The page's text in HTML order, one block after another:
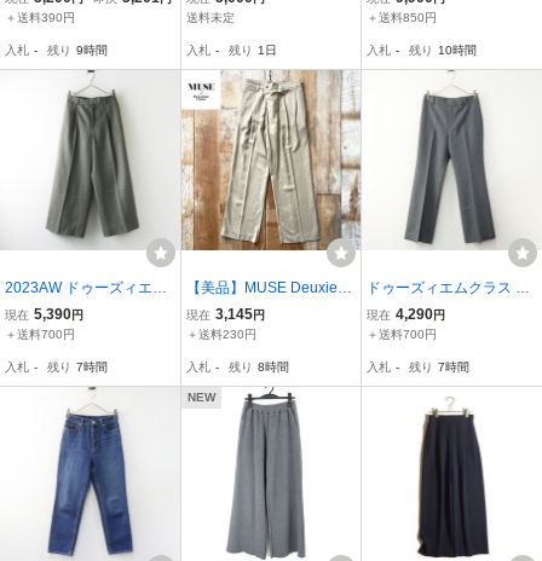
ート 38 ボトム 麻
ージュ ♪＊*
＋送料390円
入札 - 残り 9時間
パードパンツ (2wayギャ
送料未定
入札 - 残り 1日
エムクラス▼ 23SS FIBR
ージュ 36 / リネンコット
＋送料850円
入札 - 残り 10時間
2023AW ドゥーズィエム
クラス Deuxieme Classe
Engaging パンツ 34｜グ
ス【2400014933406】
現在 5,390円
＋送料700円
入札 - 残り 7時間
【美品】MUSE Deuxiem
e Classe ドゥーズィーエ
ムクラス 2タック ワイド
36 ユナイテッドアローズ
取扱 69047425
現在 3,145円
＋送料230円
入札 - 残り 8時間
ドゥーズィエムクラス De
uxieme Classe /2103050
0703030/ ウール スタン
スラックス【240001487
現在 4,290円
＋送料700円
入札 - 残り 7時間
NEW